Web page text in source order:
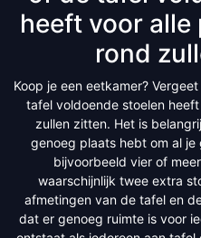
heeft voor alle
rond
Koop je een eetkamer?
tafel voldoende stoelen
zullen zitten. Het is
genoeg plaats hebt om al je
bijvoorbeeld vier of
waarschijnlijk twee extra
afmetingen van de tafel en
dat er genoeg ruimte is voor